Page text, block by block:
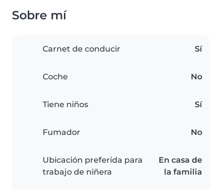
Sobre mí
Carnet de conducir Sí
Coche No
Tiene niños Sí
Fumador No
Ubicación preferida para
trabajo de niñera
En casa de
la familia